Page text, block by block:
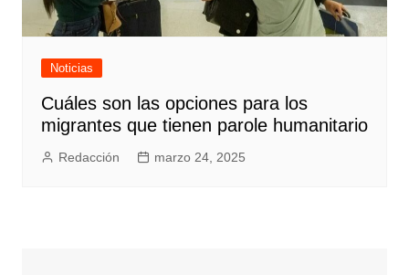
Noticias
Cuáles son las opciones para los
migrantes que tienen parole humanitario
Redacción marzo 24, 2025